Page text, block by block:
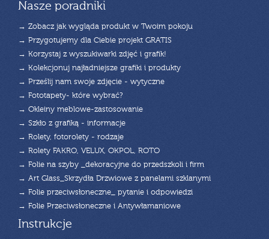
Nasze poradniki
→ Zobacz jak wygląda produkt w Twoim pokoju
→ Przygotujemy dla Ciebie projekt GRATIS
→ Korzystaj z wyszukiwarki zdjęć i grafik!
→ Kolekcjonuj najładniejsze grafiki i produkty
→ Prześlij nam swoje zdjęcie - wytyczne
→ Fototapety- które wybrać?
→ Okleiny meblowe-zastosowanie
→ Szkło z grafiką - informacje
→ Rolety, fotorolety - rodzaje
→ Rolety FAKRO, VELUX, OKPOL, ROTO
→ Folie na szyby _dekoracyjne do przedszkoli i firm
→ Art Glass_Skrzydła Drzwiowe z panelami szklanymi
→ Folie przeciwsłoneczne_ pytanie i odpowiedzi
→ Folie Przeciwsłoneczne i Antywłamaniowe
Instrukcje